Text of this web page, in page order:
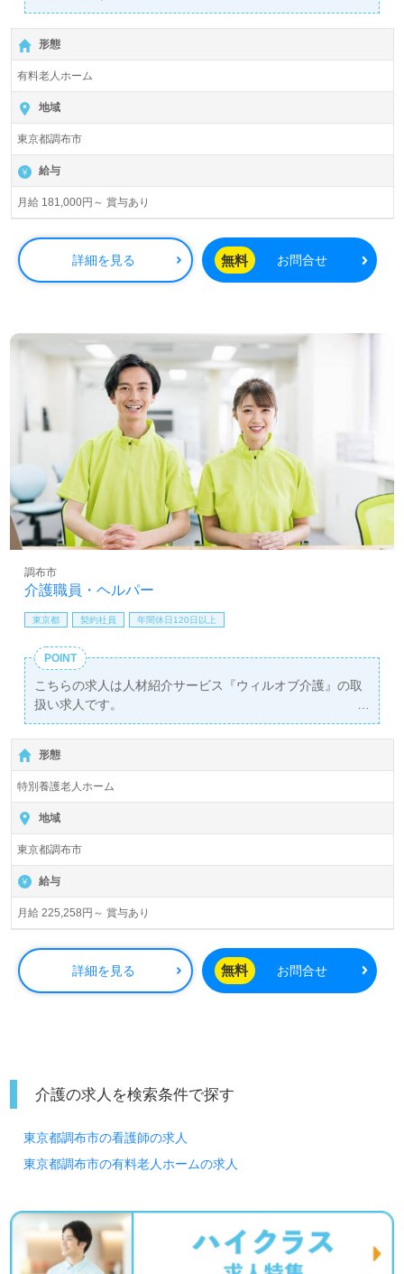
詳細に関してお気軽にご相談ください♪
【無料】で皆さんの転職活動をサポートいたします。
形態
有料老人ホーム
地域
東京都調布市
給与
月給 181,000円～ 賞与あり
詳細を見る 無料 お問合せ
介護職員・ヘルパー
調布市
東京都 契約社員 年間休日120日以上
POINT
こちらの求人は人材紹介サービス『ウィルオブ介護』の取
扱い求人です。
詳細に関してお気軽にご相談ください♪
【無料】で皆さんの転職活動をサポートいたします。
形態
特別養護老人ホーム
地域
東京都調布市
給与
月給 225,258円～ 賞与あり
詳細を見る 無料 お問合せ
介護の求人を検索条件で探す
東京都調布市の看護師の求人
東京都調布市の有料老人ホームの求人